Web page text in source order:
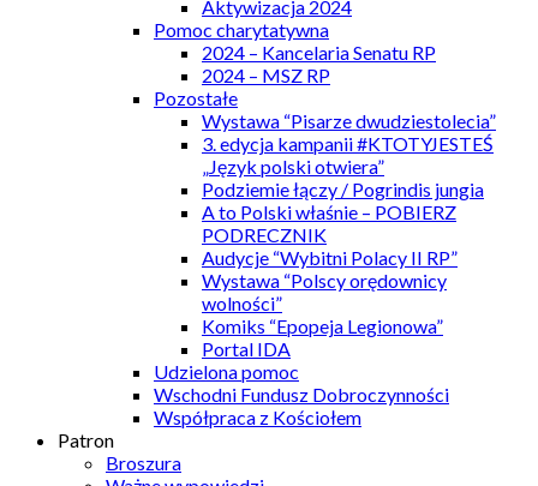
Aktywizacja 2024
Pomoc charytatywna
2024 – Kancelaria Senatu RP
2024 – MSZ RP
Pozostałe
Wystawa “Pisarze dwudziestolecia”
3. edycja kampanii #KTOTYJESTEŚ
„Język polski otwiera”
Podziemie łączy / Pogrindis jungia
A to Polski właśnie – POBIERZ
PODRECZNIK
Audycje “Wybitni Polacy II RP”
Wystawa “Polscy orędownicy
wolności”
Komiks “Epopeja Legionowa”
Portal IDA
Udzielona pomoc
Wschodni Fundusz Dobroczynności
Współpraca z Kościołem
Patron
Broszura